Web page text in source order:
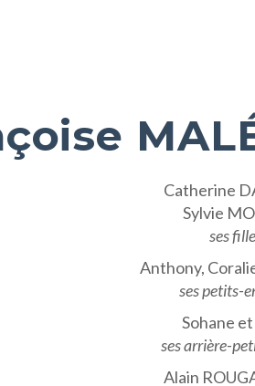
Catherine
Sylvie
ses
Anthony,
ses petits-
Sohane
ses arrière-
Alain